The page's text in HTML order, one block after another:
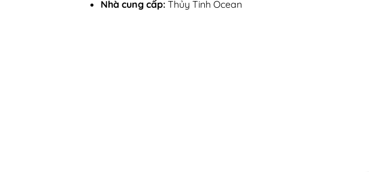
Nhà cung cấp:Thủy Tinh Ocean